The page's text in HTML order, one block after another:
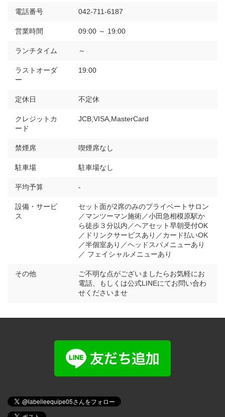
電話番号 042-711-6187
営業時間 09:00 ～ 19:00
ランチタイム ～
ラストオーダ
ー
19:00
定休日 不定休
クレジットカ
ード
JCB,VISA,MasterCard
禁煙席 喫煙席なし
駐車場 駐車場なし
平均予算 -
設備・サービ
ス
セット面が2席のみのプライベートサロン
／マンツーマン施術／小田急相模原駅か
ら徒歩３分以内／ヘアセット早朝受付OK
／ドリンクサービスあり／カード払いOK
／半個室あり／ヘッドスパメニューあり
／ フェイシャルメニューあり
その他
ご不明な点がございましたらお気軽にお
電話、もしくは公式LINEにてお問い合わ
せくださいませ